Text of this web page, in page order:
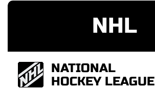
NHL
NATIONAL
HOCKEY LEAGUE